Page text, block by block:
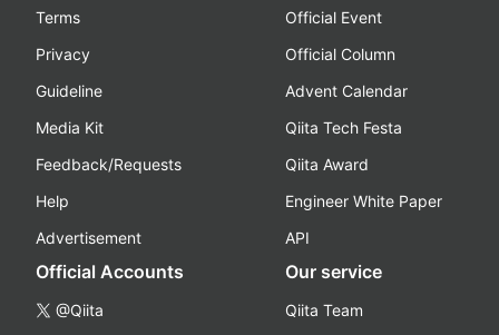
Terms
Privacy
Guideline
Media Kit
Feedback/Requests
Help
Advertisement
Official Event
Official Column
Advent Calendar
Qiita Tech Festa
Qiita Award
Engineer White Paper
API
Official Accounts
@Qiita
Our service
Qiita Team